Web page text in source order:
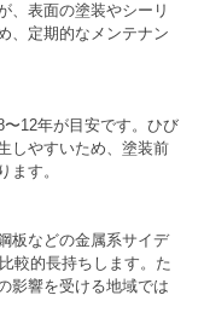
、表面の塗装やシーリ
、定期的なメンテナン
12年が目安です。ひび
しやすいため、塗装前
ます。
板などの金属系サイデ
較的長持ちします。た
影響を受ける地域では